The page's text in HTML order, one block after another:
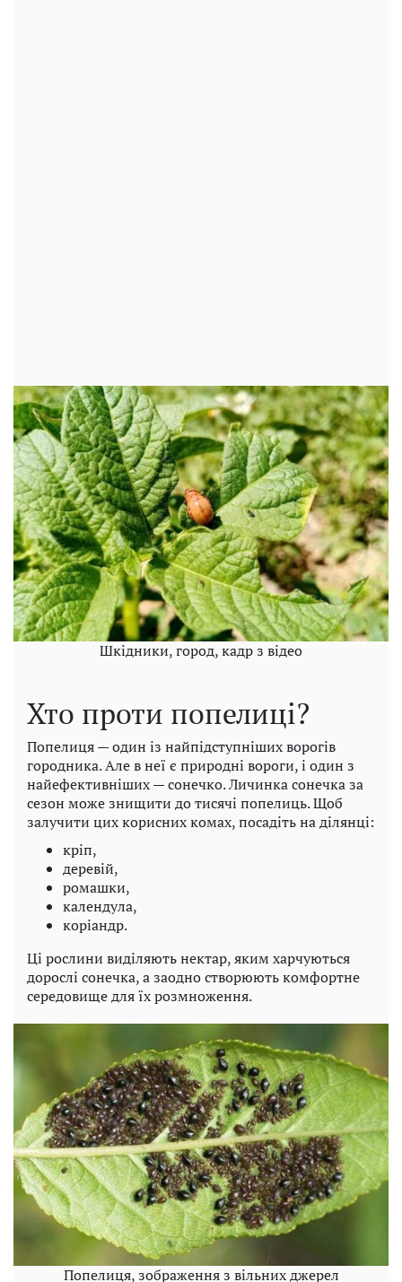
Шкідники, город, кадр з відео
Хто проти попелиці?
Попелиця — один із найпідступніших ворогів
городника. Але в неї є природні вороги, і один з
найефективніших — сонечко. Личинка сонечка за
сезон може знищити до тисячі попелиць. Щоб
залучити цих корисних комах, посадіть на ділянці:
кріп,
деревій,
ромашки,
календула,
коріандр.
Ці рослини виділяють нектар, яким харчуються
дорослі сонечка, а заодно створюють комфортне
середовище для їх розмноження.
Попелиця, зображення з вільних джерел